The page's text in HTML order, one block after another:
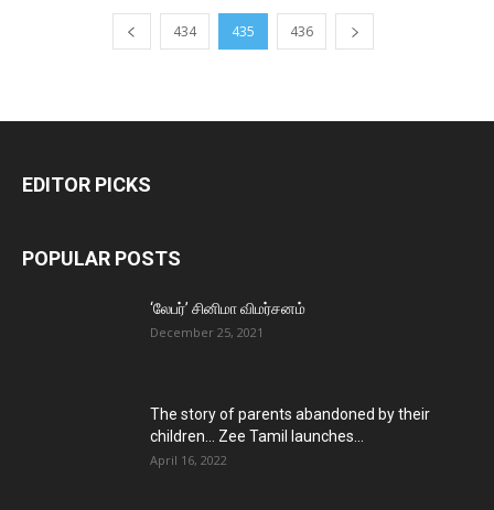
434 435 436
EDITOR PICKS
POPULAR POSTS
‘லேபர்’ சினிமா விமர்சனம்
December 25, 2021
The story of parents abandoned by their
children… Zee Tamil launches...
April 16, 2022